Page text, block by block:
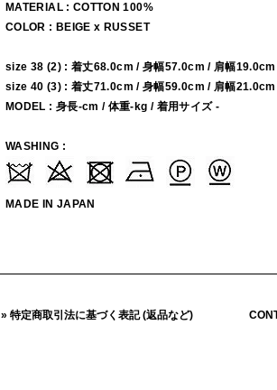
MATERIAL : COTTON 100%
COLOR : BEIGE x RUSSET
size 38 (2) : 着丈68.0cm / 身幅57.0cm / 肩幅
size 40 (3) : 着丈71.0cm / 身幅59.0cm / 肩幅
MODEL : 身長-cm / 体重-kg / 着用サイズ -
WASHING :
MADE IN JAPAN
» 特定商取引法に基づく表記 (返品など)